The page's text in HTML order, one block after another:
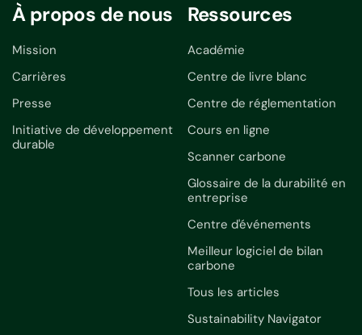
À propos de nous
Mission
Carrières
Presse
Initiative de développement
durable
Ressources
Académie
Centre de livre blanc
Centre de réglementation
Cours en ligne
Scanner carbone
Glossaire de la durabilité en
entreprise
Centre d'événements
Meilleur logiciel de bilan
carbone
Tous les articles
Sustainability Navigator